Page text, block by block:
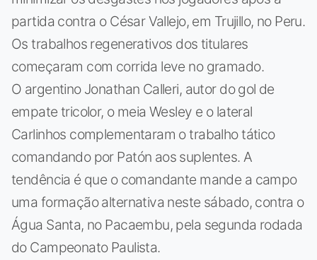
partida contra o César Vallejo, em Trujillo, no Peru.
Os trabalhos regenerativos dos titulares
começaram com corrida leve no gramado.
O argentino Jonathan Calleri, autor do gol de
empate tricolor, o meia Wesley e o lateral
Carlinhos complementaram o trabalho tático
comandando por Patón aos suplentes. A
tendência é que o comandante mande a campo
uma formação alternativa neste sábado, contra o
Água Santa, no Pacaembu, pela segunda rodada
do Campeonato Paulista.